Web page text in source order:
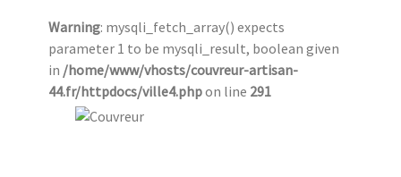
Warning: mysqli_fetch_array() expects
parameter 1 to be mysqli_result, boolean given
in /home/www/vhosts/couvreur-artisan-
44.fr/httpdocs/ville4.phpon line 291